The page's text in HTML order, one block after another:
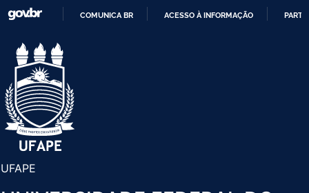
Pular
COMUNICA BR ACESSO À INFORMAÇÃO
UFAPE